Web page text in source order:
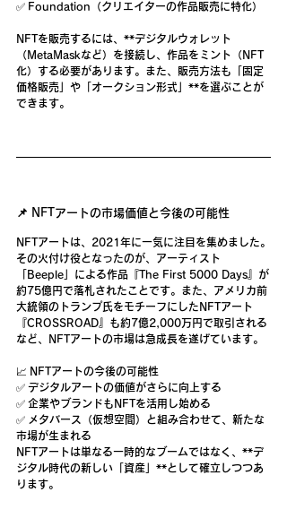
✅ Foundation （クリエイターの作品販売に特化）
NFTを販売するには、**デジタルウォレット
（MetaMaskなど）を接続し、作品をミント（NFT
化） する必要があります。また、販売方法も 「固定
価格販売」 や 「オークション形式」**を選ぶことが
できます。
📌 NFTアートの市場価値と今後の可能性
NFTアートは、2021年に一気に注目を集めました。
その火付け役となったのが、 アーティスト
「Beeple」による作品『The First 5000 Days』が
約75億円で落札されたことです。また、アメリカ前
大統領のトランプ氏をモチーフにしたNFTアート
『CROSSROAD』も約7億2,000万円で取引される
など、NFTアートの市場は急成長を遂げています。
📈 NFTアートの今後の可能性
✅ デジタルアートの価値がさらに向上する
✅ 企業やブランドもNFTを活用し始める
✅ メタバース（仮想空間）と組み合わせて、新たな
市場が生まれる
NFTアートは単なる一時的なブームではなく、**デ
ジタル時代の新しい「資産」**として確立しつつあ
ります。